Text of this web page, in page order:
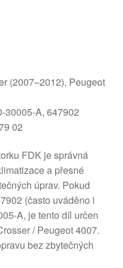
(2007–2012), Peugeot
30005-A, 647902
02
FDK je správná
a přesné
úprav. Pokud
(často uváděno i
A, je tento díl určen
/ Peugeot 4007.
bez zbytečných